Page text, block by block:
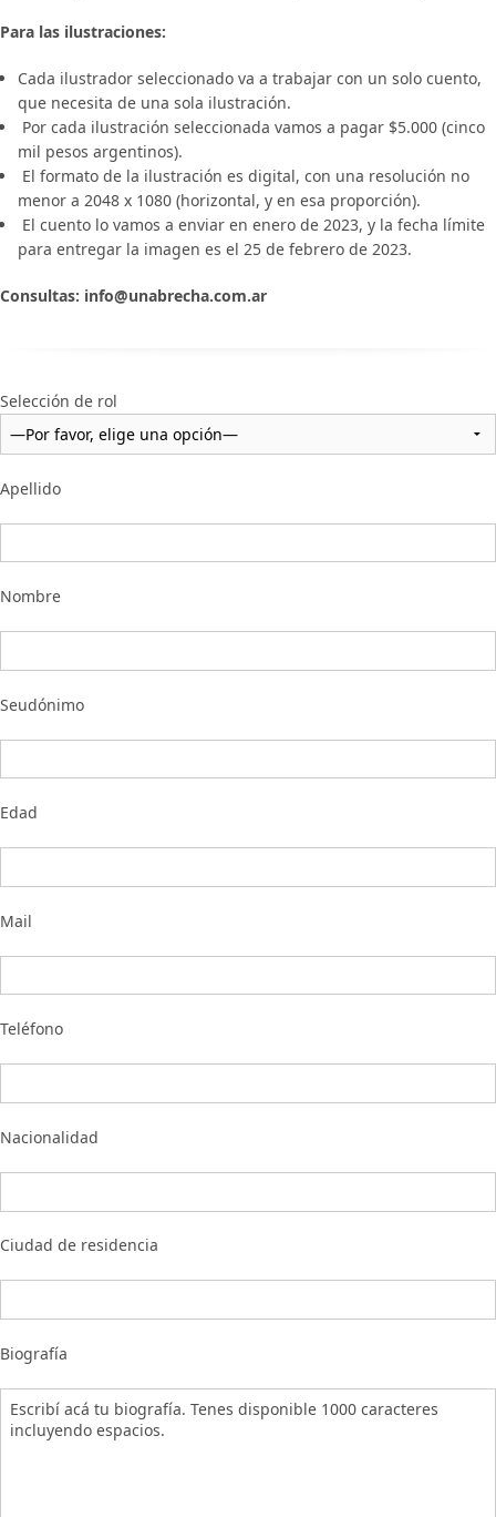
Para las ilustraciones:
Cada ilustrador seleccionado va a trabajar con un solo cuento,
que necesita de una sola ilustración.
Por cada ilustración seleccionada vamos a pagar $5.000 (cinco
mil pesos argentinos).
El formato de la ilustración es digital, con una resolución no
menor a 2048 x 1080 (horizontal, y en esa proporción).
El cuento lo vamos a enviar en enero de 2023, y la fecha límite
para entregar la imagen es el 25 de febrero de 2023.
Consultas: info@unabrecha.com.ar
Selección de rol
Apellido
Nombre
Seudónimo
Edad
Mail
Teléfono
Nacionalidad
Ciudad de residencia
Biografía